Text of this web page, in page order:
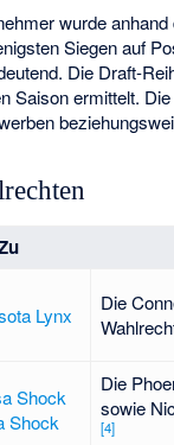
wurde
Siegen auf
Die Draft-
Saison ermittelt.
Lynx
Die
Shock
Die
sowie
[4]